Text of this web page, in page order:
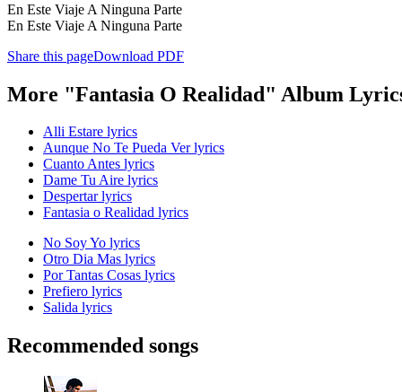
En Este Viaje A Ninguna Parte
En Este Viaje A Ninguna Parte
Share this pageDownload PDF
More "Fantasia O Realidad" Album
Alli Estare lyrics
Aunque No Te Pueda Ver lyrics
Cuanto Antes lyrics
Dame Tu Aire lyrics
Despertar lyrics
Fantasia o Realidad lyrics
No Soy Yo lyrics
Otro Dia Mas lyrics
Por Tantas Cosas lyrics
Prefiero lyrics
Salida lyrics
Recommended songs